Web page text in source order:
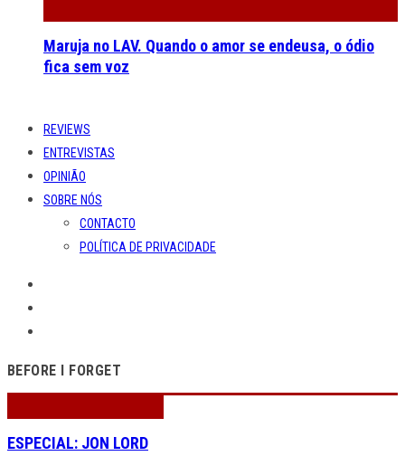
Maruja no LAV. Quando o amor se endeusa, o ódio
fica sem voz
REVIEWS
ENTREVISTAS
OPINIÃO
SOBRE NÓS
CONTACTO
POLÍTICA DE PRIVACIDADE
BEFORE I FORGET
ESPECIAL: JON LORD